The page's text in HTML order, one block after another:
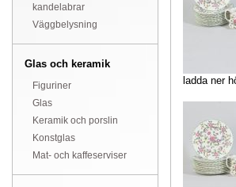
kandelabrar
Väggbelysning
Glas och keramik
Figuriner
Glas
Keramik och porslin
Konstglas
Mat- och kaffeserviser
ladda ner